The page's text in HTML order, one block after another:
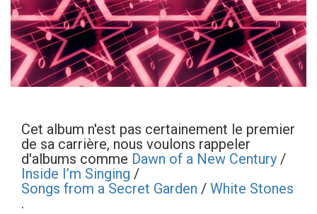
Cet album n'est pas certainement le premier
de sa carrière, nous voulons rappeler
d'albums comme Dawn of a New Century /
Inside I’m Singing /
Songs from a Secret Garden / White Stones
.